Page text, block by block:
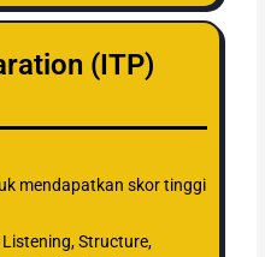
(ITP)
mendapatkan skor tinggi
Listening, Structure,